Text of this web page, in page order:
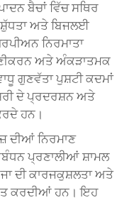
ਬੈਚਾਂ ਵਿੱਚ ਸਥਿਰ
ਅਤੇ ਬਿਜਲਈ
ਨਿਰਮਾਤਾ
ਅਤੇ ਅੰਕੜਾਤਮਕ
ਗੁਣਵੱਤਾ ਪੁਸ਼ਟੀ ਕਦਮਾਂ
ਦੇ ਪ੍ਰਦਰਸ਼ਨ ਅਤੇ
ਹਨ।
ਦੀਆਂ ਨਿਰਮਾਣ
ਪ੍ਰਣਾਲੀਆਂ ਸ਼ਾਮਲ
ਦੀ ਕਾਰਜਕੁਸ਼ਲਤਾ ਅਤੇ
ਕਰਦੀਆਂ ਹਨ। ਇਹ